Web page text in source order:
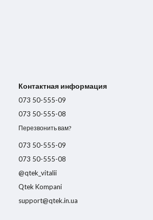
Контактная информация
073 50-555-09
073 50-555-08
Перезвонить вам?
073 50-555-09
073 50-555-08
@qtek_vitalii
Qtek Kompani
support@qtek.in.ua